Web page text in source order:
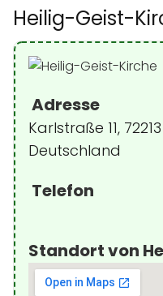
Heilig-Geist-
Adresse
Karlstraße 11,
Deutschland
Telefon
Standort von